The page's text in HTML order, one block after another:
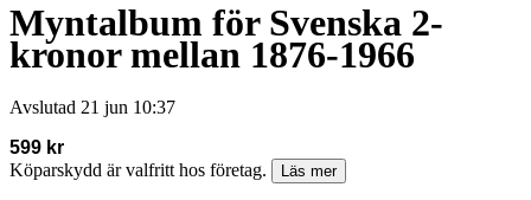
Myntalbum för Svenska 2-
kronor mellan 1876-1966
Avslutad 21 jun 10:37
599 kr
Köparskydd är valfritt hos företag.
Läs mer